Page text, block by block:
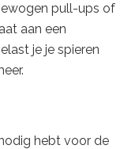
pull-ups of
aan een
je je spieren
hebt voor de